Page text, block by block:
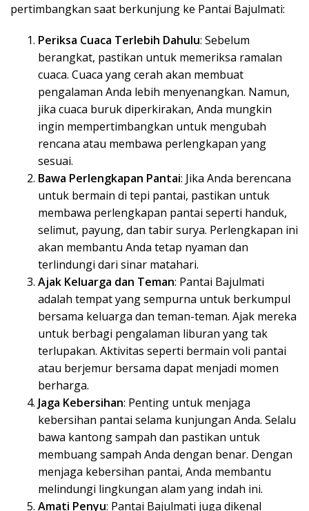
pertimbangkan saat berkunjung ke Pantai Bajulmati:
Periksa Cuaca Terlebih Dahulu: Sebelum
berangkat, pastikan untuk memeriksa ramalan
cuaca. Cuaca yang cerah akan membuat
pengalaman Anda lebih menyenangkan. Namun,
jika cuaca buruk diperkirakan, Anda mungkin
ingin mempertimbangkan untuk mengubah
rencana atau membawa perlengkapan yang
sesuai.
Bawa Perlengkapan Pantai: Jika Anda berencana
untuk bermain di tepi pantai, pastikan untuk
membawa perlengkapan pantai seperti handuk,
selimut, payung, dan tabir surya. Perlengkapan ini
akan membantu Anda tetap nyaman dan
terlindungi dari sinar matahari.
Ajak Keluarga dan Teman: Pantai Bajulmati
adalah tempat yang sempurna untuk berkumpul
bersama keluarga dan teman-teman. Ajak mereka
untuk berbagi pengalaman liburan yang tak
terlupakan. Aktivitas seperti bermain voli pantai
atau berjemur bersama dapat menjadi momen
berharga.
Jaga Kebersihan: Penting untuk menjaga
kebersihan pantai selama kunjungan Anda. Selalu
bawa kantong sampah dan pastikan untuk
membuang sampah Anda dengan benar. Dengan
menjaga kebersihan pantai, Anda membantu
melindungi lingkungan alam yang indah ini.
Amati Penyu: Pantai Bajulmati juga dikenal